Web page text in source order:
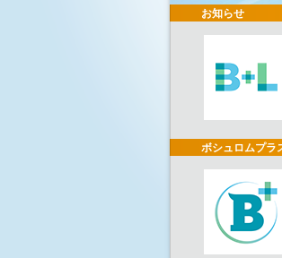
お知らせ
ボシュロムプラ